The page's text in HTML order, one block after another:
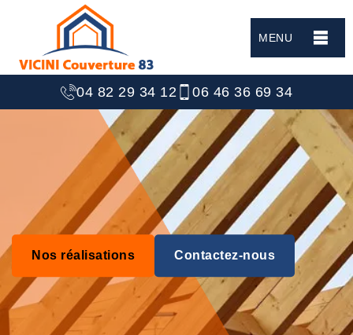
MENU
04 82 29 34 12 06 46 36 69 34
Nos réalisations Contactez-nous